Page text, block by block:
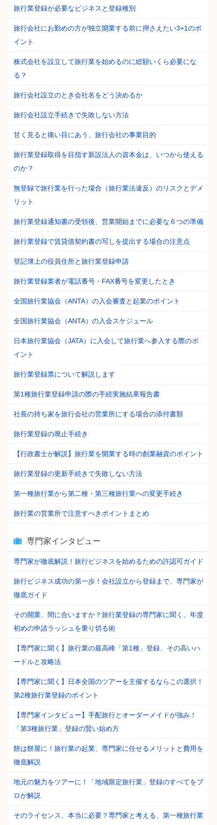
旅行業登録が必要なビジネスと登録種別
旅行会社にお勤めの方が独立開業する前に押さえたい3+1のポ
イント
株式会社を設立して旅行業を始めるのに総額いくら必要にな
る？
旅行会社設立のとき会社名をどう決めるか
旅行会社設立手続きで失敗しない方法
甘く見ると痛い目にあう、旅行会社の事業目的
旅行業登録取得を目指す新設法人の資本金は、いつから使える
のか？
無登録で旅行業を行った場合（旅行業法違反）のリスクとデメ
リット
旅行業登録通知書の受領後、営業開始までに必要な６つの準備
旅行業登録で賃貸借契約書の写しを提出する場合の注意点
登記簿上の役員住所と旅行業登録申請
旅行業登録業者が電話番号・FAX番号を変更したとき
全国旅行業協会（ANTA）の入会審査と起業のポイント
全国旅行業協会（ANTA）の入会スケジュール
日本旅行業協会（JATA）に入会して旅行業へ参入する際のポ
イント
旅行業登録票について解説します
第1種旅行業登録申請の際の手続実施結果報告書
社長の持ち家を旅行会社の営業所にする場合の添付書類
旅行業登録の廃止手続き
【行政書士が解説】旅行業を開業する時の創業融資のポイント
旅行業登録の更新手続きで失敗しない方法
第一種旅行業から第二種・第三種旅行業への変更手続き
旅行業の営業所で注意すべきポイントまとめ
専門家インタビュー
専門家が徹底解説！旅行ビジネスを始めるための許認可ガイド
旅行ビジネス成功の第一歩！会社設立から登録まで、専門家が
徹底ガイド
その開業、間に合いますか？旅行業登録の専門家に聞く、年度
初めの申請ラッシュを乗り切る術
【専門家に聞く】旅行業の最高峰「第1種」登録、その高いハ
ードルと攻略法
【専門家に聞く】日本全国のツアーを主催するならこの選択！
第2種旅行業登録のポイント
【専門家インタビュー】手配旅行とオーダーメイドが強み！
「第3種旅行業」登録の賢い始め方
餅は餅屋に！旅行業の起業、専門家に任せるメリットと費用を
徹底解説
地元の魅力をツアーに！「地域限定旅行業」登録のすべてをプ
ロが解説
そのライセンス、本当に必要？専門家と考える、第一種旅行業